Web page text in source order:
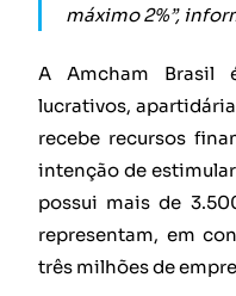
máximo 2%”,
A Amcham Brasil
lucrativos,
recebe recursos
intenção de
possui mais de
representam, em
três milhões de